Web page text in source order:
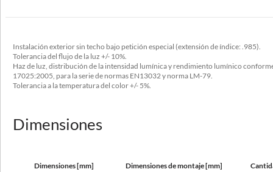
Instalación exterior sin techo bajo petición especial (extensión de índice: .985).
Tolerancia del flujo de la luz +/- 10%.
Haz de luz, distribución de la intensidad lumínica y rendimiento lumínico
17025:2005, para la serie de normas EN13032 y norma LM-79.
Tolerancia a la temperatura del color +/- 5%.
Dimensiones
Dimensiones [mm]
Dimensiones de montaje [mm]
Potencia
Incluye fuente de luz
sí
Corriente de salida [mA]